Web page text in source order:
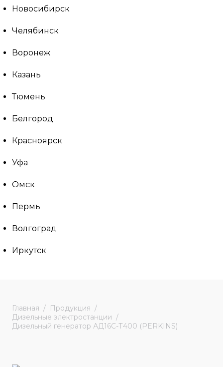
Новосибирск
Челябинск
Воронеж
Казань
Тюмень
Белгород
Красноярск
Уфа
Омск
Пермь
Волгоград
Иркутск
Главная
Продукция
Дизельные электростанции
Дизельный генератор АД16С-Т400 (PERKINS)